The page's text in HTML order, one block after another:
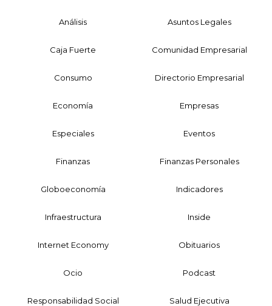
Análisis Asuntos Legales
Caja Fuerte Comunidad Empresarial
Consumo Directorio Empresarial
Economía Empresas
Especiales Eventos
Finanzas Finanzas Personales
Globoeconomía Indicadores
Infraestructura Inside
Internet Economy Obituarios
Ocio Podcast
Responsabilidad Social Salud Ejecutiva